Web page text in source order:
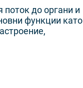
поток до органи и
функции като